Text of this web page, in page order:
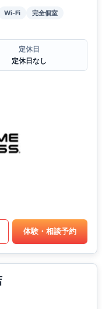
Wi-Fi
完全個室
定休日
定休日なし
体験・相談予約